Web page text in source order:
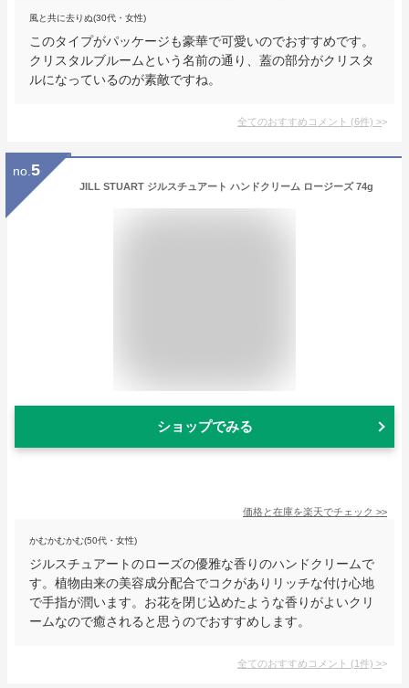
風と共に去りぬ(30代・女性)
このタイプがパッケージも豪華で可愛いのでおすすめです。
クリスタルブルームという名前の通り、蓋の部分がクリスタ
ルになっているのが素敵ですね。
全てのおすすめコメント (6件) >
no. 5
JILL STUART ジルスチュアート ハンドクリーム ロージーズ 74g
ショップでみる
価格と在庫を楽天でチェック >>
かむかむかむ(50代・女性)
ジルスチュアートのローズの優雅な香りのハンドクリームで
す。植物由来の美容成分配合でコクがありリッチな付け心地
で手指が潤います。お花を閉じ込めたような香りがよいクリ
ームなので癒されると思うのでおすすめします。
全てのおすすめコメント (1件) >